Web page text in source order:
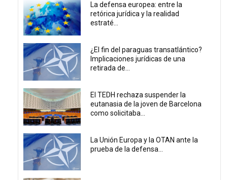
La defensa europea: entre la
retórica jurídica y la realidad
estraté...
¿El fin del paraguas transatlántico?
Implicaciones jurídicas de una
retirada de...
El TEDH rechaza suspender la
eutanasia de la joven de Barcelona
como solicitaba...
La Unión Europa y la OTAN ante la
prueba de la defensa...